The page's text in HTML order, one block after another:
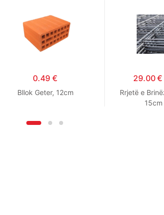
0.49 €
Bllok Geter, 12cm
29.00€
Rrjetë e